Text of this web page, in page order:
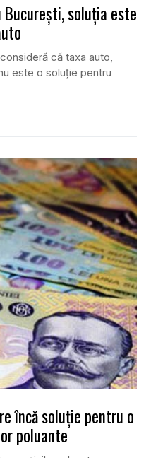
soluția este
că taxa auto,
este o soluţie pentru
încă soluție pentru o
poluante